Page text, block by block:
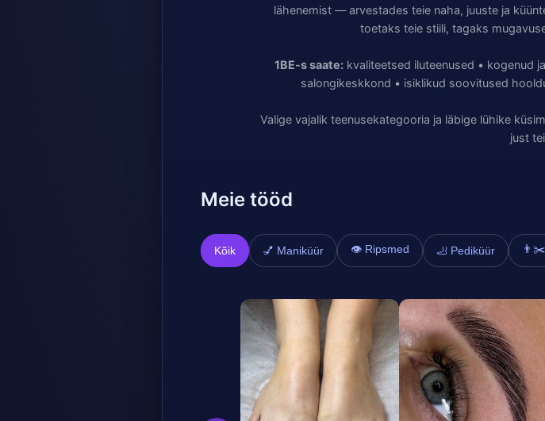
lähenemist — arvestades teie naha, juuste ja
toetaks teie stiili, tagaks
1BE-s saate:kvaliteetsed iluteenused • kogenud
salongikeskkond • isiklikud soovitused
Valige vajalik teenusekategooria ja läbige lühike
just
Meie tööd
Kõik 💅 Maniküür 👁️ Ripsmed 🦶 Pediküür 👨✂️